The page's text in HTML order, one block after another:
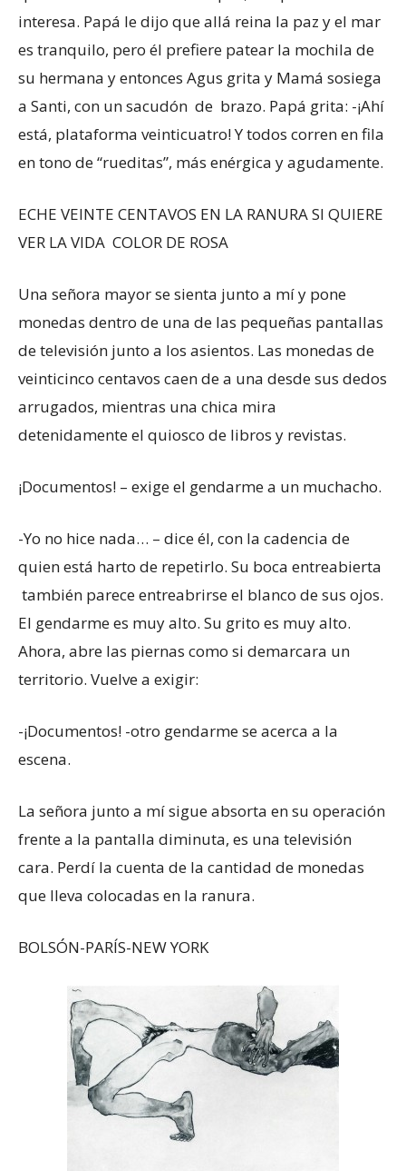
interesa. Papá le dijo que allá reina la paz y el mar
es tranquilo, pero él prefiere patear la mochila de
su hermana y entonces Agus grita y Mamá sosiega
a Santi, con un sacudón de brazo. Papá grita: -¡Ahí
está, plataforma veinticuatro! Y todos corren en fila
en tono de “rueditas”, más enérgica y agudamente.
ECHE VEINTE CENTAVOS EN LA RANURA SI QUIERE
VER LA VIDA COLOR DE ROSA
Una señora mayor se sienta junto a mí y pone
monedas dentro de una de las pequeñas pantallas
de televisión junto a los asientos. Las monedas de
veinticinco centavos caen de a una desde sus dedos
arrugados, mientras una chica mira
detenidamente el quiosco de libros y revistas.
¡Documentos! – exige el gendarme a un muchacho.
-Yo no hice nada… – dice él, con la cadencia de
quien está harto de repetirlo. Su boca entreabierta
también parece entreabrirse el blanco de sus ojos.
El gendarme es muy alto. Su grito es muy alto.
Ahora, abre las piernas como si demarcara un
territorio. Vuelve a exigir:
-¡Documentos! -otro gendarme se acerca a la
escena.
La señora junto a mí sigue absorta en su operación
frente a la pantalla diminuta, es una televisión
cara. Perdí la cuenta de la cantidad de monedas
que lleva colocadas en la ranura.
BOLSÓN-PARÍS-NEW YORK